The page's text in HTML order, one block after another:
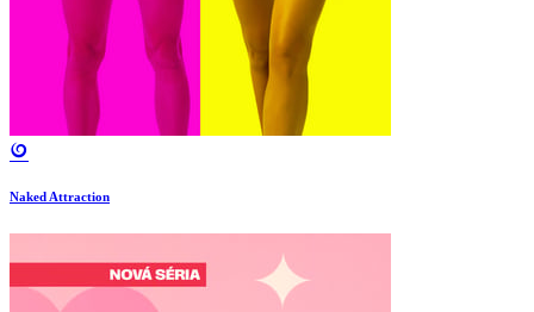
Naked Attraction